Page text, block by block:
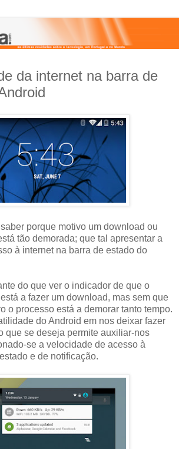
da internet na barra de
porque motivo um download ou
tão demorada; que tal apresentar a
à internet na barra de estado do
do que ver o indicador de que o
a fazer um download, mas sem que
o processo está a demorar tanto tempo.
do Android em nos deixar fazer
que se deseja permite auxiliar-nos
se a velocidade de acesso à
e de notificação.